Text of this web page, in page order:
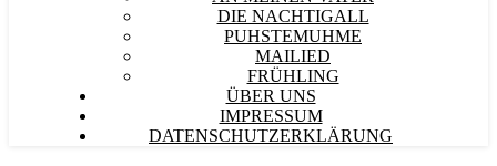
DIE NACHTIGALL
PUHSTEMUHME
MAILIED
FRÜHLING
ÜBER UNS
IMPRESSUM
DATENSCHUTZERKLÄRUNG